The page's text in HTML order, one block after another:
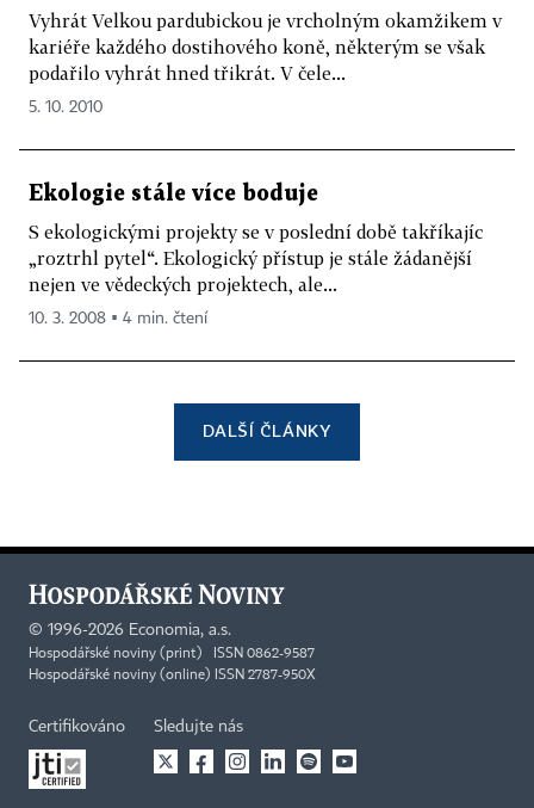
Vyhrát Velkou pardubickou je vrcholným okamžikem v
kariéře každého dostihového koně, některým se však
podařilo vyhrát hned třikrát. V čele...
5. 10. 2010
Ekologie stále více boduje
S ekologickými projekty se v poslední době takříkajíc
„roztrhl pytel“. Ekologický přístup je stále žádanější
nejen ve vědeckých projektech, ale...
10. 3. 2008 ▪ 4 min. čtení
DALŠÍ ČLÁNKY
© 1996-2026 Economia, a.s.
Hospodářské noviny (print) ISSN 0862-9587
Hospodářské noviny (online) ISSN 2787-950X
Certifikováno Sledujte nás